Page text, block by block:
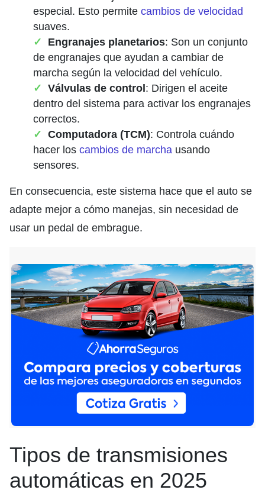
especial. Esto permite cambios de velocidad
suaves.
Engranajes planetarios: Son un conjunto
de engranajes que ayudan a cambiar de
marcha según la velocidad del vehículo.
Válvulas de control : Dirigen el aceite
dentro del sistema para activar los engranajes
correctos.
Computadora (TCM): Controla cuándo
hacer los cambios de marcha usando
sensores.
En consecuencia, este sistema hace que el auto se
adapte mejor a cómo manejas, sin necesidad de
usar un pedal de embrague.
Tipos de transmisiones
automáticas en 2025